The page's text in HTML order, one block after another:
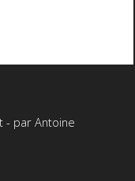
- par Antoine